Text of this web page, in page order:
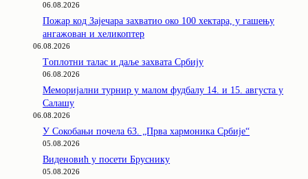
06.08.2026
Пожар код Зајечара захватио око 100 хектара, у гашењу
ангажован и хеликоптер
06.08.2026
Tоплотни талас и даље захвата Србију
06.08.2026
Меморијални турнир у малом фудбалу 14. и 15. августа у
Салашу
06.08.2026
У Сокобањи почела 63. „Прва хармоника Србије“
05.08.2026
Виденовић у посети Бруснику
05.08.2026